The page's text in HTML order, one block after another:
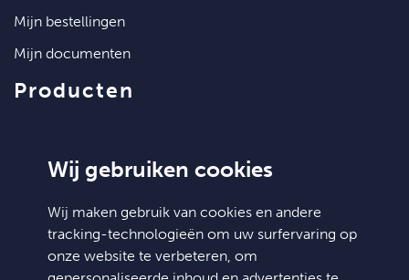
Wij gebruiken cookies
Wij maken gebruik van cookies en andere
tracking-technologieën om uw surfervaring op
onze website te verbeteren, om
mijn bestellingen
mijn documenten
producten
klantenservice
contact
algemene voorwaarden